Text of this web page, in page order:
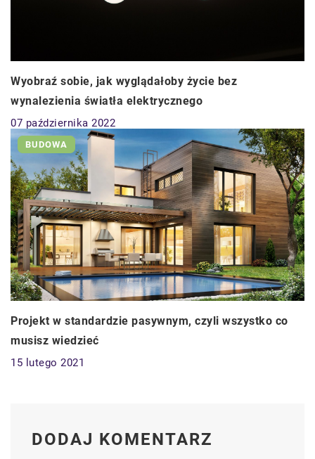
Wyobraź sobie, jak wyglądałoby życie bez
wynalezienia światła elektrycznego
07 października 2022
BUDOWA
Projekt w standardzie pasywnym, czyli wszystko co
musisz wiedzieć
15 lutego 2021
DODAJ KOMENTARZ